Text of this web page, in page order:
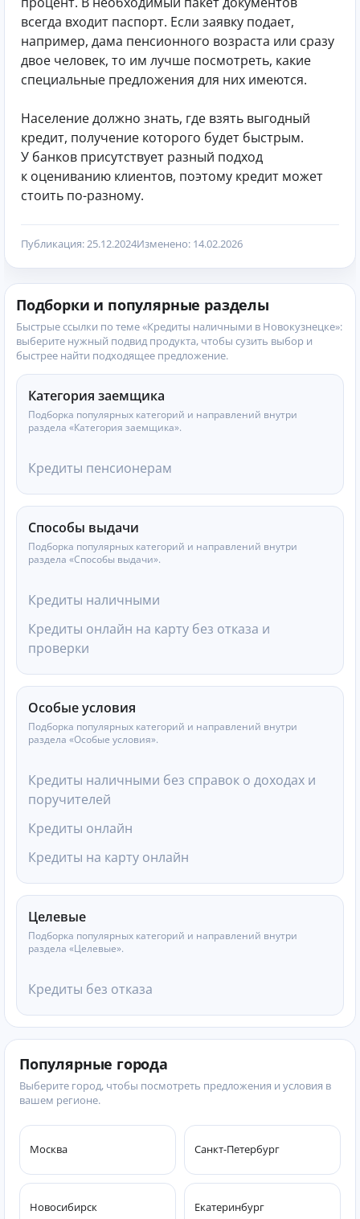
всегда входит паспорт. Если заявку подает,
например, дама пенсионного возраста или сразу
двое человек, то им лучше посмотреть, какие
специальные предложения для них имеются.
Население должно знать, где взять выгодный
кредит, получение которого будет быстрым.
У банков присутствует разный подход
к оцениванию клиентов, поэтому кредит может
стоить по-разному.
Публикация: 25.12.2024Изменено: 14.02.2026
Подборки и популярные разделы
Быстрые ссылки по теме «Кредиты наличными в Новокузнецке»:
выберите нужный подвид продукта, чтобы сузить выбор и
быстрее найти подходящее предложение.
Категория заемщика
Подборка популярных категорий и направлений внутри
раздела «Категория заемщика».
Кредиты пенсионерам
Способы выдачи
Подборка популярных категорий и направлений внутри
раздела «Способы выдачи».
Кредиты наличными
Кредиты онлайн на карту без отказа и
проверки
Особые условия
Подборка популярных категорий и направлений внутри
раздела «Особые условия».
Кредиты наличными без справок о доходах и
поручителей
Кредиты онлайн
Кредиты на карту онлайн
Целевые
Подборка популярных категорий и направлений внутри
раздела «Целевые».
Кредиты без отказа
Популярные города
Выберите город, чтобы посмотреть предложения и условия в
вашем регионе.
Москва Санкт-Петербург
Новосибирск Екатеринбург